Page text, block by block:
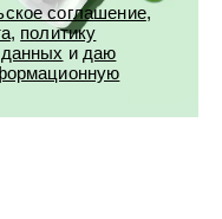
соглашение,
, политику
и даю